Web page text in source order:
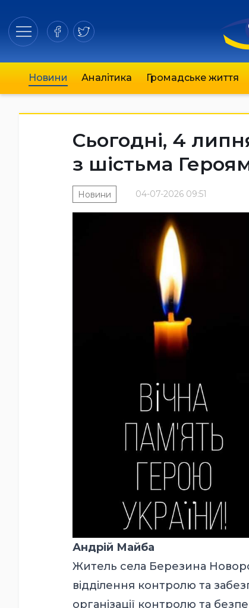
Новини Аналітика Громадське життя
Сьогодні, 4
з шістьма
04-07-2026 09:51
Новини
Андрій Майба
Житель села Березина
відділення контролю та
організації контролю та